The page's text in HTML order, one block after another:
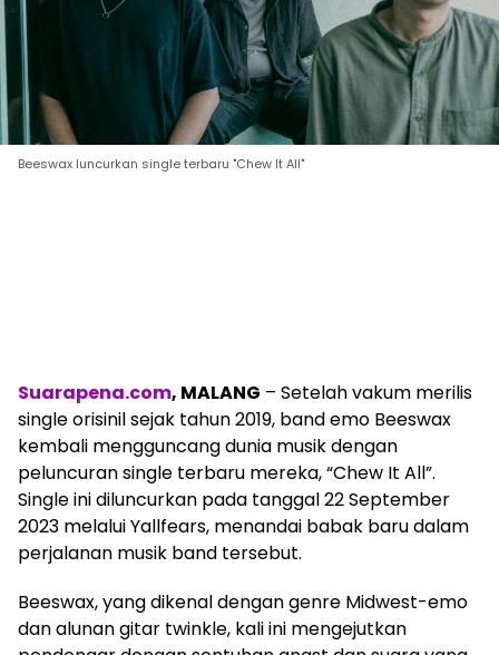
Beeswax luncurkan single terbaru "Chew It All"
Suarapena.com, MALANG – Setelah vakum merilis
single orisinil sejak tahun 2019, band emo Beeswax
kembali mengguncang dunia musik dengan
peluncuran single terbaru mereka, “Chew It All”.
Single ini diluncurkan pada tanggal 22 September
2023 melalui Yallfears, menandai babak baru dalam
perjalanan musik band tersebut.
Beeswax, yang dikenal dengan genre Midwest-emo
dan alunan gitar twinkle, kali ini mengejutkan